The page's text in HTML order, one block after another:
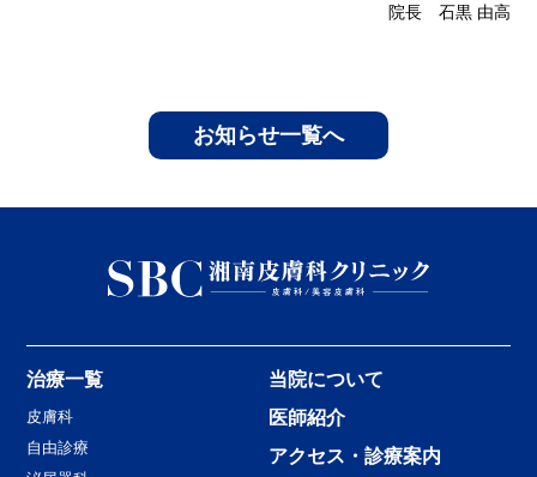
院長 石黒 由高
お知らせ一覧へ
治療一覧
皮膚科
自由診療
当院について
医師紹介
アクセス・診療案内